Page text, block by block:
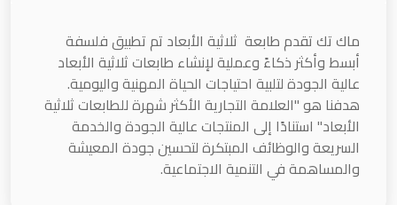
ماك تك تقدم طابعة ثلاثية الأبعاد تم تطبيق فلسفة
أبسط وأكثر ذكاءً وعملية لإنشاء طابعات ثلاثية الأبعاد
عالية الجودة لتلبية احتياجات الحياة المهنية واليومية.
هدفنا هو "العلامة التجارية الأكثر شهرة للطابعات ثلاثية
الأبعاد" استنادًا إلى المنتجات عالية الجودة والخدمة
السريعة والوظائف المبتكرة لتحسين جودة المعيشة
والمساهمة في التنمية الاجتماعية.